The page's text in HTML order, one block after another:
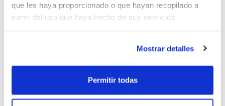
que les haya proporcionado o que hayan recopilado a
partir del uso que haya hecho de sus servicios.
Mostrar detalles
Permitir todas